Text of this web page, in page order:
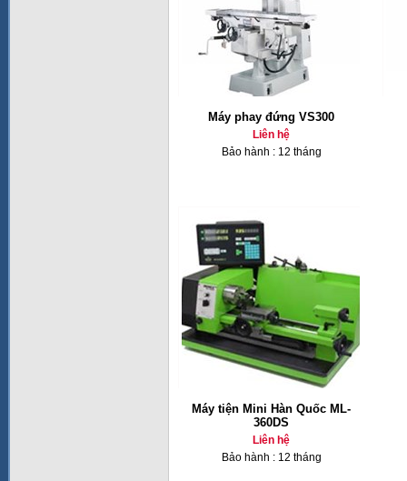
Máy phay đứng VS300
Liên hệ
Bảo hành : 12 tháng
Máy tiện Mini Hàn Quốc ML-
360DS
Liên hệ
Bảo hành : 12 tháng